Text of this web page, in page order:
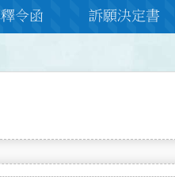
令函 訴願決定書